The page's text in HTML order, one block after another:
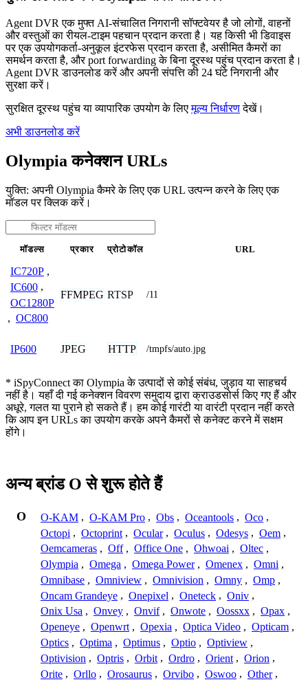
Agent DVR एक मुफ्त AI-संचालित निगरानी सॉफ्टवेयर है जो लोगों, वाहनों
और वस्तुओं का रीयल-टाइम पहचान प्रदान करता है। यह किसी भी डिवाइस
पर एक उपयोगकर्ता-अनुकूल इंटरफेस प्रदान करता है, असीमित कैमरों का
समर्थन करता है, और port forwarding के बिना दूरस्थ पहुंच प्रदान करता है।
Agent DVR डाउनलोड करें और अपनी संपत्ति की 24 घंटे निगरानी और
सुरक्षा करें।
सुरक्षित दूरस्थ पहुंच या व्यापारिक उपयोग के लिएमूल्य निर्धारणदेखें।
अभी डाउनलोड करें
Olympia कनेक्शन URLs
युक्ति: अपनी Olympia कैमरे के लिए एक URL उत्पन्न करने के लिए एक
मॉडल पर क्लिक करें।
मॉडल्स प्रकार प्रोटोकॉल URL
IC720P ,
IC600 ,
OC1280P
, OC800
FFMPEG RTSP /11
IP600 JPEG HTTP /tmpfs/auto.jpg
* iSpyConnect का Olympia के उत्पादों से कोई संबंध, जुड़ाव या साहचर्य
नहीं है। यहाँ दी गई कनेक्शन विवरण समुदाय द्वारा क्राउडसोर्स किए गए हैं और
अधूरे, गलत या पुराने हो सकते हैं। हम कोई गारंटी या वारंटी प्रदान नहीं करते
कि आप इन URLs का उपयोग करके अपने कैमरों से कनेक्ट करने में सक्षम
होंगे।
अन्य ब्रांड O से शुरू होते हैं
O O-KAM , O-KAM Pro , Obs , Oceantools , Oco ,
Octopi , Octoprint , Ocular , Oculus , Odesys , Oem ,
Oemcameras , Off , Office One , Ohwoai , Oltec ,
Olympia , Omega , Omega Power , Omenex , Omni ,
Omnibase , Omniview , Omnivision , Omny , Omp ,
Oncam Grandeye , Onepixel , Oneteck , Oniv ,
Onix Usa , Onvey , Onvif , Onwote , Oossxx , Opax ,
Openeye , Openwrt , Opexia , Optica Video , Opticam ,
Optics , Optima , Optimus , Optio , Optiview ,
Optivision , Optris , Orbit , Ordro , Orient , Orion ,
Orite , Orllo , Orosaurus , Orvibo , Oswoo , Other ,